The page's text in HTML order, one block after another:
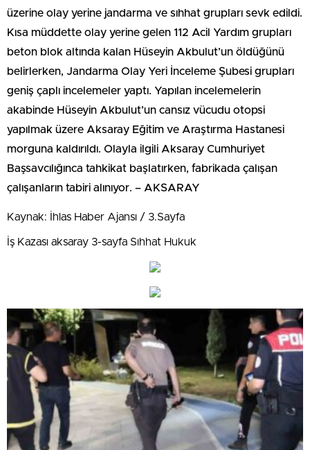
üzerine olay yerine jandarma ve sıhhat grupları sevk edildi.
Kısa müddette olay yerine gelen 112 Acil Yardım grupları
beton blok altında kalan Hüseyin Akbulut’un öldüğünü
belirlerken, Jandarma Olay Yeri İnceleme Şubesi grupları
geniş çaplı incelemeler yaptı. Yapılan incelemelerin
akabinde Hüseyin Akbulut’un cansız vücudu otopsi
yapılmak üzere Aksaray Eğitim ve Araştırma Hastanesi
morguna kaldırıldı. Olayla ilgili Aksaray Cumhuriyet
Başsavcılığınca tahkikat başlatırken, fabrikada çalışan
çalışanların tabiri alınıyor. – AKSARAY
Kaynak: İhlas Haber Ajansı / 3.Sayfa
İş Kazası aksaray 3-sayfa Sıhhat Hukuk